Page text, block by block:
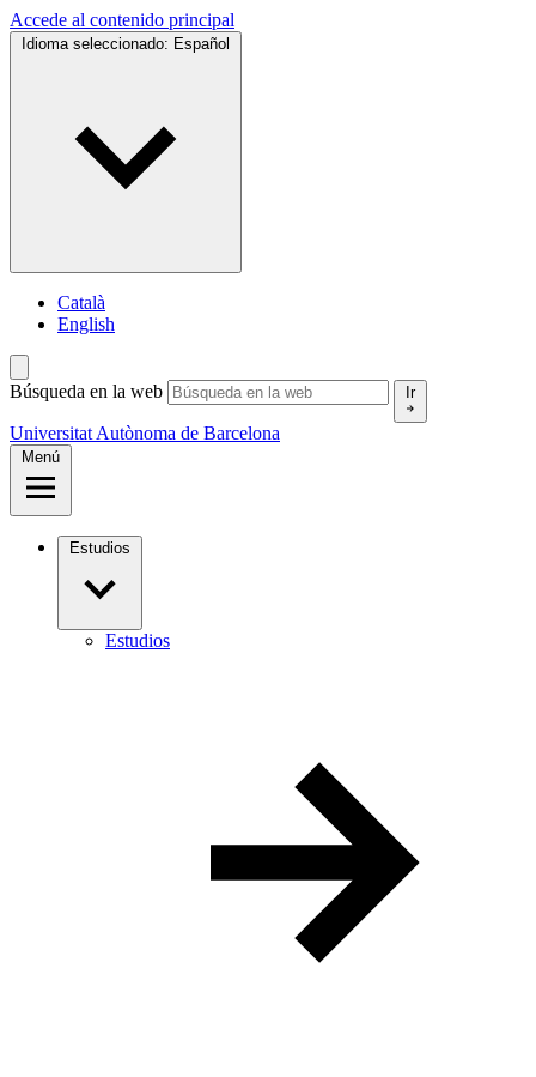
Accede al contenido principal
Idioma seleccionado: Español
Català
English
Búsqueda en la web Ir
Universitat Autònoma de Barcelona
Menú
Estudios
Estudios